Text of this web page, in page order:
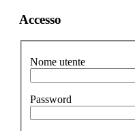
Accesso
Nome utente
Password